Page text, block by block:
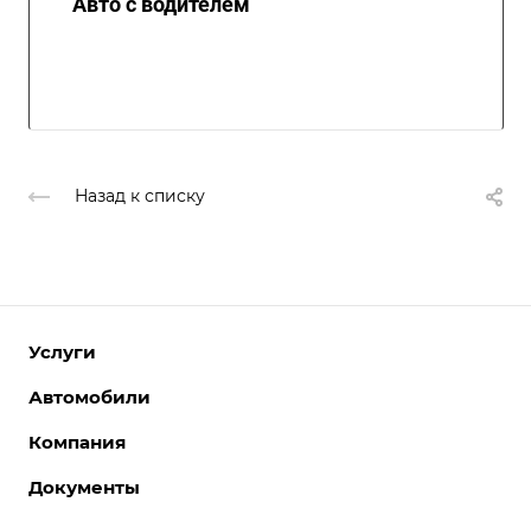
Назад к списку
Услуги
Автомобили
Компания
Документы